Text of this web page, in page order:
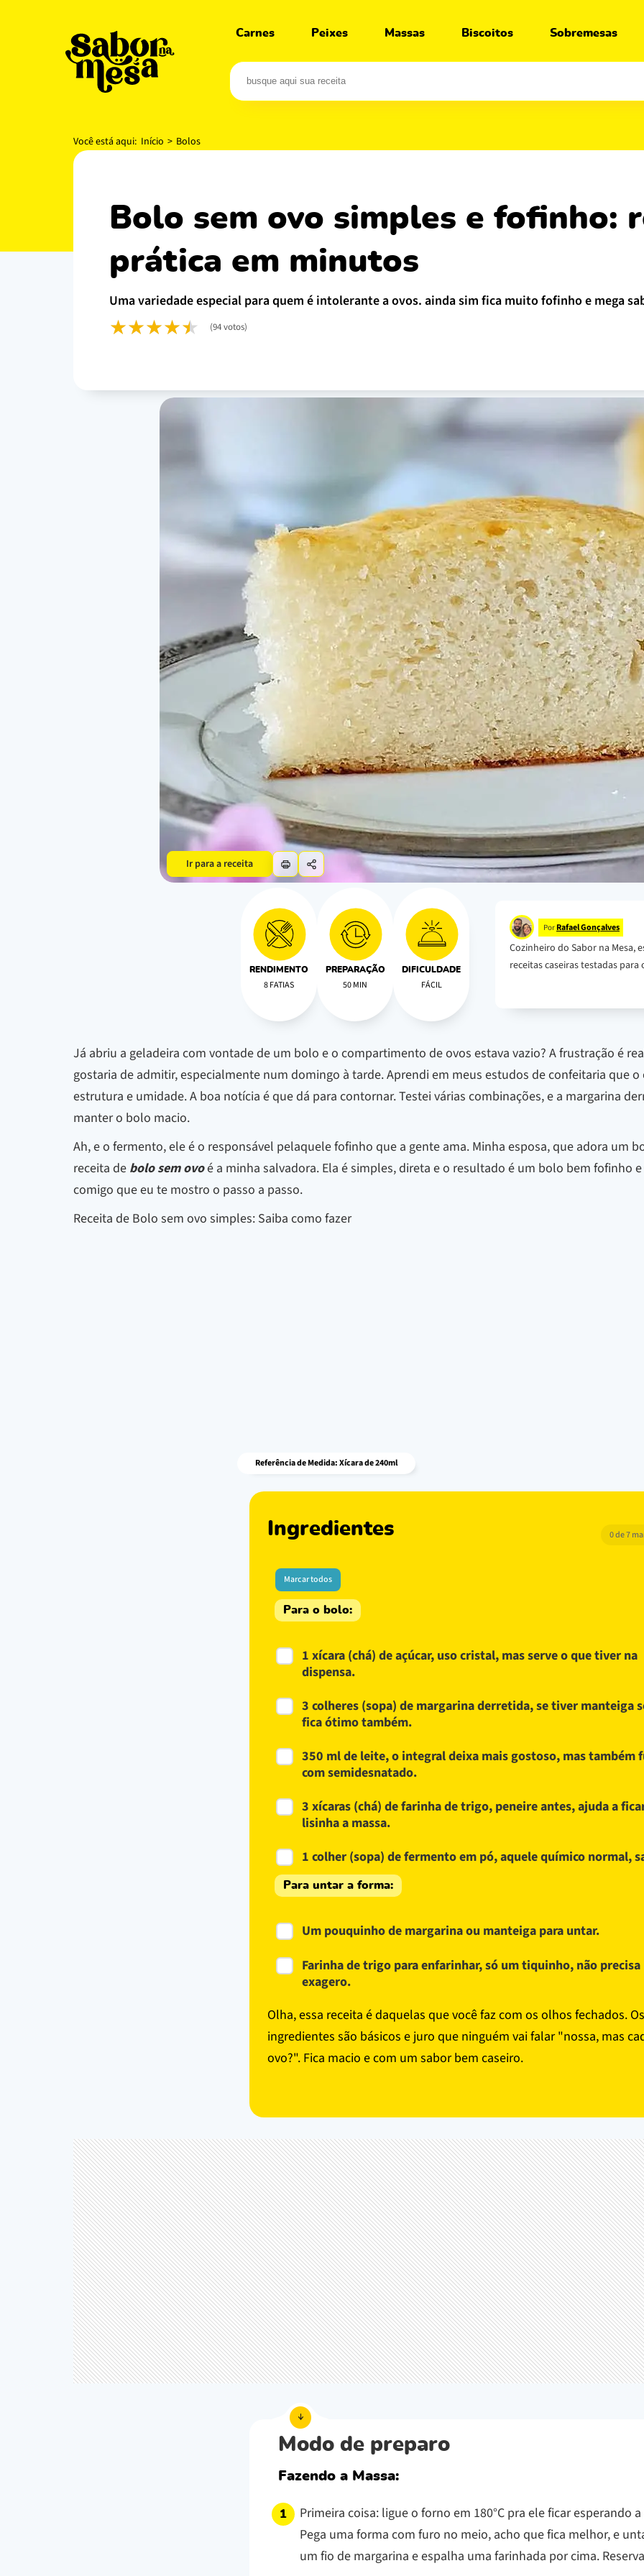
Carnes Peixes Massas Biscoitos Sobremesas
Você está aqui: Início > Bolos
bolo sem ovo simples e fofinho: receita
prática em minutos
uma variedade especial para quem é intolerante a ovos. ainda sim fica muito fofinho e mega
(94 votos)
Ir para a receita
RENDIMENTO
8 FATIAS
PREPARAÇÃO
50 MIN
DIFICULDADE
FÁCIL
Por Rafael Gonçalves
Cozinheiro do Sabor na Mesa,
receitas caseiras testadas para
Já abriu a geladeira com vontade de um bolo e o compartimento de ovos estava vazio? A frustração é
gostaria de admitir, especialmente num domingo à tarde. Aprendi em meus estudos de confeitaria que
estrutura e umidade. A boa notícia é que dá para contornar. Testei várias combinações, e a margarina
manter o bolo macio.
Ah, e o fermento, ele é o responsável pelaquele fofinho que a gente ama. Minha esposa, que adora um
receita de bolo sem ovoé a minha salvadora. Ela é simples, direta e o resultado é um bolo bem fofinho
comigo que eu te mostro o passo a passo.
Receita de Bolo sem ovo simples: Saiba como fazer
Referência de Medida: Xícara de 240ml
Ingredientes 0 de 7
Marcar todos
Para o bolo:
1 xícara (chá) de açúcar, uso cristal, mas serve o que tiver na
dispensa.
3 colheres (sopa) de margarina derretida, se tiver manteiga
fica ótimo também.
350 ml de leite, o integral deixa mais gostoso, mas também
com semidesnatado.
3 xícaras (chá) de farinha de trigo, peneire antes, ajuda a
lisinha a massa.
1 colher (sopa) de fermento em pó, aquele químico normal,
Para untar a forma:
Um pouquinho de margarina ou manteiga para untar.
Farinha de trigo para enfarinhar, só um tiquinho, não precisa
exagero.
Olha, essa receita é daquelas que você faz com os olhos fechados. Os
ingredientes são básicos e juro que ninguém vai falar "nossa, mas
ovo?". Fica macio e com um sabor bem caseiro.
Modo de preparo
Fazendo a Massa:
Primeira coisa: ligue o forno em 180°C pra ele ficar esperando
Pega uma forma com furo no meio, acho que fica melhor, e
um fio de margarina e espalha uma farinhada por cima.